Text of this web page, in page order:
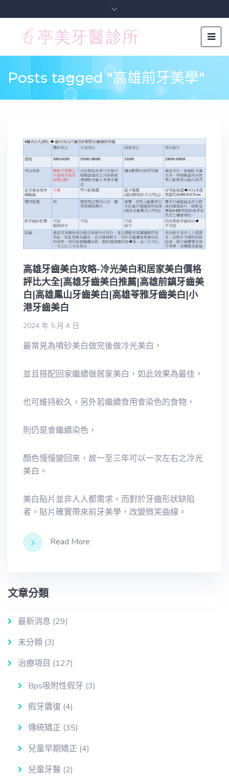
Posts tagged "高雄前牙美學"
高雄牙齒美白攻略-冷光美白和居家美白價格
評比大全|高雄牙齒美白推薦|高雄前鎮牙齒美
白|高雄鳳山牙齒美白|高雄苓雅牙齒美白|小
港牙齒美白
2024 年 5 月 4 日
最常見為噴砂美白做完後做冷光美白，
並且搭配回家繼續做居家美白，如此效果為最佳，
也可維持較久，另外若繼續食用會染色的食物，
則仍是會繼續染色，
顏色慢慢變回來，故一至三年可以一次左右之冷光
美白。
美白貼片並非人人都需求，而對於牙齒形狀缺陷
者。貼片確實帶來前牙美學，改變微笑曲線。
Read More
文章分類
最新消息 (29)
未分類 (3)
治療項目 (127)
Bps吸附性假牙 (3)
假牙贗復 (4)
傳統矯正 (35)
兒童早期矯正 (4)
兒童牙醫 (2)